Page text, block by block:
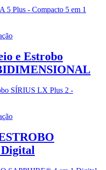
e Estrobo